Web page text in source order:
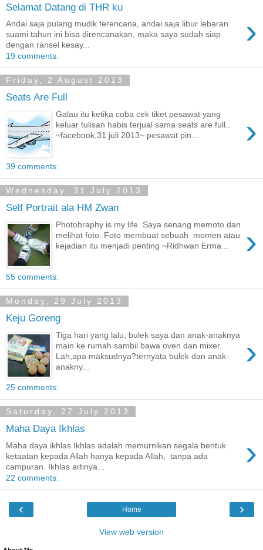
Selamat Datang di THR ku
›
Andai saja pulang mudik terencana, andai saja libur lebaran
suami tahun ini bisa direncanakan, maka saya sudah siap
dengan ransel kesay...
19 comments:
Friday, 2 August 2013
Seats Are Full
›
Galau itu ketika coba cek tiket pesawat yang
keluar tulisan habis terjual sama seats are full..
~facebook,31 juli 2013~ pesawat pin...
39 comments:
Wednesday, 31 July 2013
Self Portrait ala HM Zwan
›
Photohraphy is my life. Saya senang memoto dan
melihat foto. Foto membuat sebuah momen atau
kejadian itu menjadi penting ~Ridhwan Erma...
55 comments:
Monday, 29 July 2013
Keju Goreng
›
Tiga hari yang lalu, bulek saya dan anak-anaknya
main ke rumah sambil bawa oven dan mixer.
Lah,apa maksudnya?ternyata bulek dan anak-
anakny...
25 comments:
Saturday, 27 July 2013
Maha Daya Ikhlas
›
Maha daya ikhlas Ikhlas adalah memurnikan segala bentuk
ketaatan kepada Allah hanya kepada Allah, tanpa ada
campuran. Ikhlas artinya...
22 comments:
‹ ›
Home
View web version